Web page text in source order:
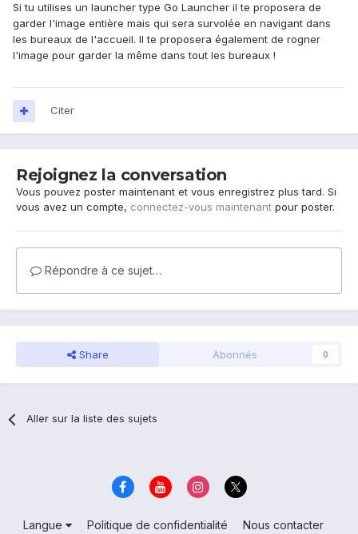
Si tu utilises un launcher type Go Launcher il te proposera de
garder l'image entière mais qui sera survolée en navigant dans
les bureaux de l'accueil. Il te proposera également de rogner
l'image pour garder la même dans tout les bureaux !
Citer
Rejoignez la conversation
Vous pouvez poster maintenant et vous enregistrez plus tard. Si
vous avez un compte, connectez-vous maintenant pour poster.
Répondre à ce sujet…
Share Abonnés 0
Aller sur la liste des sujets
Langue Politique de confidentialité Nous contacter